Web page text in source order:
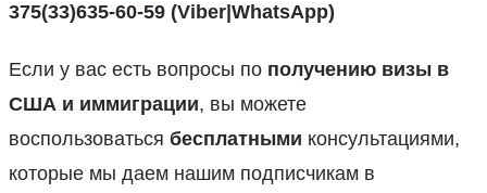
375(33)635-60-59 (Viber|WhatsApp)
Если у вас есть вопросы по получению визы в
США и иммиграции, вы можете
воспользоваться бесплатными консультациями,
которые мы даем нашим подписчикам в